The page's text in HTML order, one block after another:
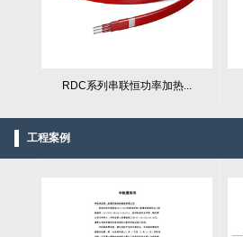
RDC系列串联恒功率加热...
工程案例